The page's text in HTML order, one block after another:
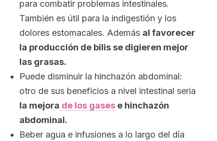
para combatir problemas intestinales.
También es útil para la indigestión y los
dolores estomacales. Además al favorecer
la producción de bilis se digieren mejor
las grasas.
Puede disminuir la hinchazón abdominal:
otro de sus beneficios a nivel intestinal seria
la mejora de los gases e hinchazón
abdominal.
Beber agua e infusiones a lo largo del día